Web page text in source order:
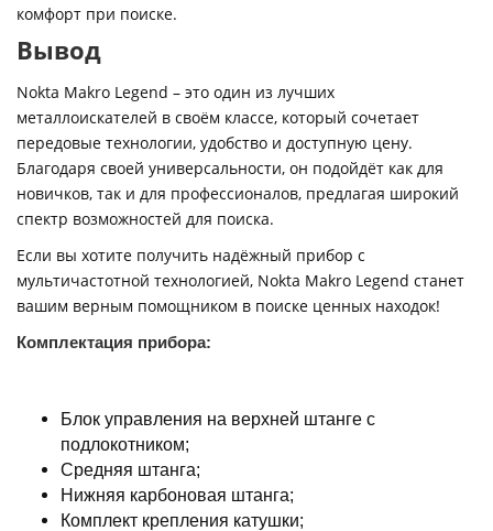
комфорт при поиске.
Вывод
Nokta Makro Legend – это один из лучших
металлоискателей в своём классе, который сочетает
передовые технологии, удобство и доступную цену.
Благодаря своей универсальности, он подойдёт как для
новичков, так и для профессионалов, предлагая широкий
спектр возможностей для поиска.
Если вы хотите получить надёжный прибор с
мультичастотной технологией, Nokta Makro Legend станет
вашим верным помощником в поиске ценных находок!
Комплектация прибора:
Блок управления на верхней штанге с
подлокотником;
Средняя штанга;
Нижняя карбоновая штанга;
Комплект крепления катушки;